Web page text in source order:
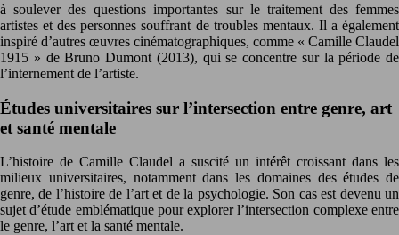
à soulever des questions importantes sur le traitement des femmes
artistes et des personnes souffrant de troubles mentaux. Il a également
inspiré d’autres œuvres cinématographiques, comme « Camille Claudel
1915 » de Bruno Dumont (2013), qui se concentre sur la période de
l’internement de l’artiste.
Études universitaires sur l’intersection entre genre, art
et santé mentale
L’histoire de Camille Claudel a suscité un intérêt croissant dans les
milieux universitaires, notamment dans les domaines des études de
genre, de l’histoire de l’art et de la psychologie. Son cas est devenu un
sujet d’étude emblématique pour explorer l’intersection complexe entre
le genre, l’art et la santé mentale.